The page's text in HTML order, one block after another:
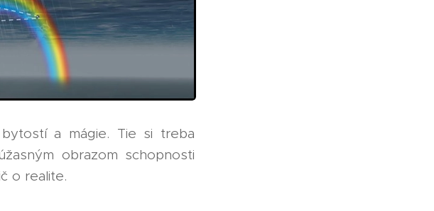
a mágie. Tie si treba
obrazom schopnosti
o realite.